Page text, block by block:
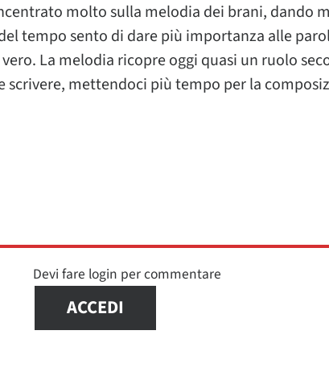
molto sulla melodia dei brani, dando
tempo sento di dare più importanza alle
La melodia ricopre oggi quasi un ruolo
scrivere, mettendoci più tempo per la
Devi fare login per commentare
ACCEDI